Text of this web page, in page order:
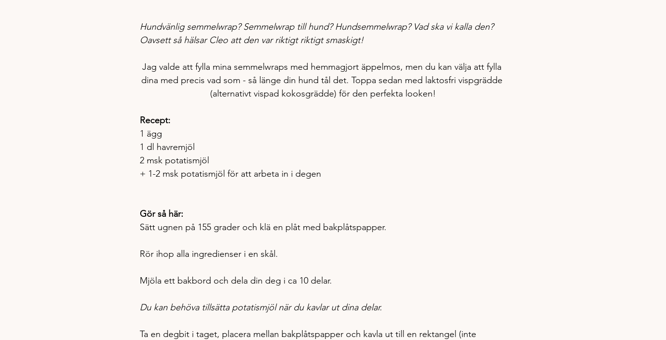
Hundvänlig semmelwrap? Semmelwrap till hund? Hundsemmelwrap? Vad ska vi kalla den?
Oavsett så hälsar Cleo att den var riktigt riktigt smaskigt!
Jag valde att fylla mina semmelwraps med hemmagjort äppelmos, men du kan välja att fylla
dina med precis vad som - så länge din hund tål det. Toppa sedan med laktosfri vispgrädde
(alternativt vispad kokosgrädde) för den perfekta looken!
Recept:
1 ägg
1 dl havremjöl
2 msk potatismjöl
+ 1-2 msk potatismjöl för att arbeta in i degen
Gör så här:
Sätt ugnen på 155 grader och klä en plåt med bakplåtspapper.
Rör ihop alla ingredienser i en skål.
Mjöla ett bakbord och dela din deg i ca 10 delar.
Du kan behöva tillsätta potatismjöl när du kavlar ut dina delar.
Ta en degbit i taget, placera mellan bakplåtspapper och kavla ut till en rektangel (inte